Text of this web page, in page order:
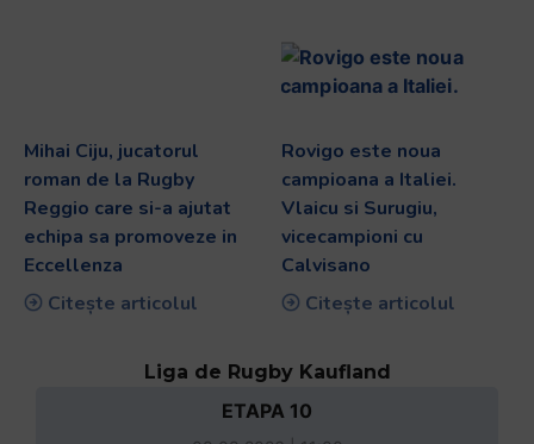
Mihai Ciju, jucatorul
roman de la Rugby
Reggio care si-a ajutat
echipa sa promoveze in
Eccellenza
Citește articolul
Rovigo este noua
campioana a Italiei.
Vlaicu si Surugiu,
vicecampioni cu
Calvisano
Citește articolul
Liga de Rugby Kaufland
ETAPA 10